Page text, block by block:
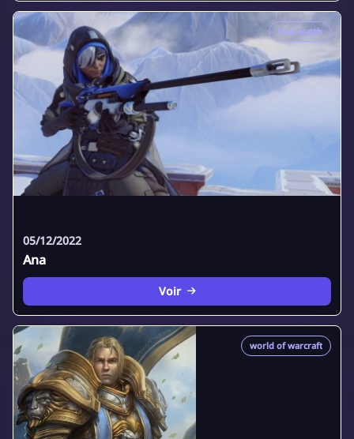
Overwatch
05/12/2022
Ana
Voir
world of warcraft